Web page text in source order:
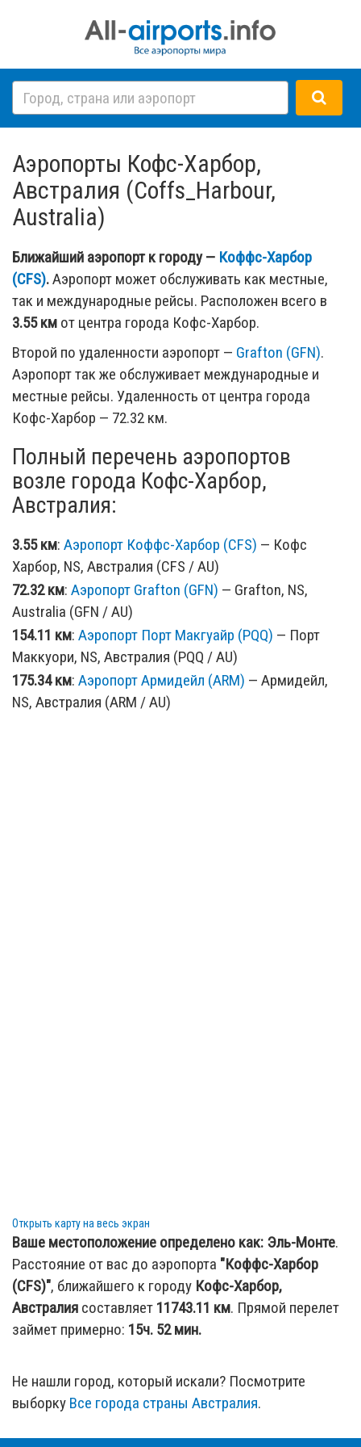
Аэропорты Кофс-Харбор,
Австралия (Coffs_Harbour,
Australia)
Ближайший аэропорт к городу — Коффс-Харбор
(CFS).Аэропорт может обслуживать как местные,
так и международные рейсы. Расположен всего в
3.55 км от центра города Кофс-Харбор.
Второй по удаленности аэропорт — Grafton (GFN).
Аэропорт так же обслуживает международные и
местные рейсы. Удаленность от центра города
Кофс-Харбор — 72.32 км.
Полный перечень аэропортов
возле города Кофс-Харбор,
Австралия:
3.55 км: Аэропорт Коффс-Харбор (CFS) — Кофс
Харбор, NS, Австралия (CFS / AU)
72.32 км: Аэропорт Grafton (GFN) — Grafton, NS,
Australia (GFN / AU)
154.11 км: Аэропорт Порт Макгуайр (PQQ) — Порт
Маккуори, NS, Австралия (PQQ / AU)
175.34 км: Аэропорт Армидейл (ARM) — Армидейл,
NS, Австралия (ARM / AU)
Открыть карту на весь экран
Ваше местоположение определено как: Эль-Монте.
Расстояние от вас до аэропорта "Коффс-Харбор
(CFS)", ближайшего к городу Кофс-Харбор,
Австралия составляет 11743.11 км. Прямой перелет
займет примерно: 15ч. 52 мин.
Не нашли город, который искали? Посмотрите
выборку Все города страны Австралия.